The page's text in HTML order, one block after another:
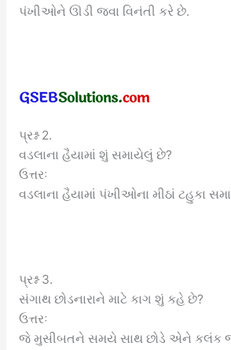
પંખીઓને ઊડી જવા વિનંતી કરે છે.
પ્રશ્ન 2.
વડલાના હૈયામાં શું સમાયેલું છે?
ઉત્તરઃ
વડલાના હૈયામાં પંખીઓના મીઠાં ટહુકા
પ્રશ્ન 3.
સંગાથ છોડનારાને માટે કાગ શું કહે છે?
ઉત્તરઃ
જે મુસીબતને સમયે સાથ છોડે એને કલંક